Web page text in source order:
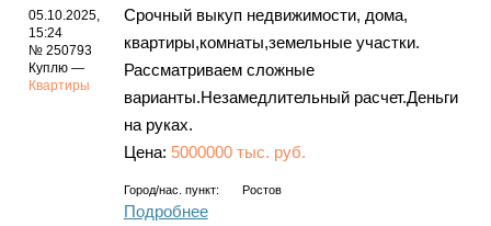
05.10.2025,
15:24
№ 250793
Куплю —
Квартиры
Срочный выкуп недвижимости, дома,
квартиры,комнаты,земельные участки.
Рассматриваем сложные
варианты.Незамедлительный расчет.Деньги
на руках.
Цена: 5000000 тыс. руб.
Город/нас. пункт: Ростов
Подробнее